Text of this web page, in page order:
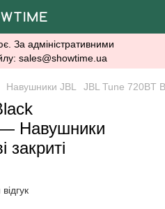
За адміністративними
sales@showtime.ua
Навушники JBL JBL Tune 720BT
Навушники
закриті